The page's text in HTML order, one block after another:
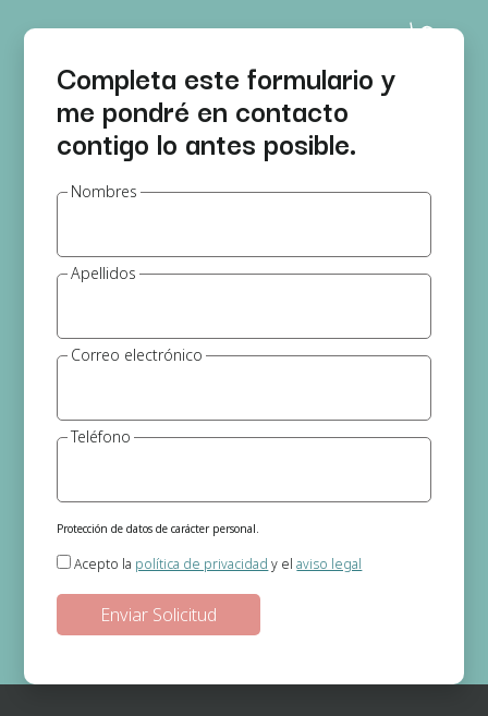
Completa este formulario y
me pondré en contacto
contigo lo antes posible.
Nombres
Apellidos
Correo electrónico
Teléfono
Protección de datos de carácter personal.
Finalidad:Gestión de las solicitudes de información que se realizan a
Legitimación:
En base a su consentimiento el cual nos otorga al
seleccionar las casillas.
Derechos:Podrá ejercitar los derechos de acceso, rectificación, supresión,
Acepto la política de privacidad y elaviso legal